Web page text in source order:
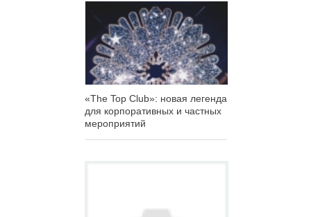
«The Top Club»: новая легенда
для корпоративных и частных
мероприятий